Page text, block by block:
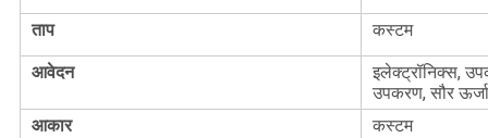
ताप कस्टम
आवेदन
इलेक्ट्रॉनिक्स,
उपकरण, सौर ऊर्जा
आकार
कस्टम